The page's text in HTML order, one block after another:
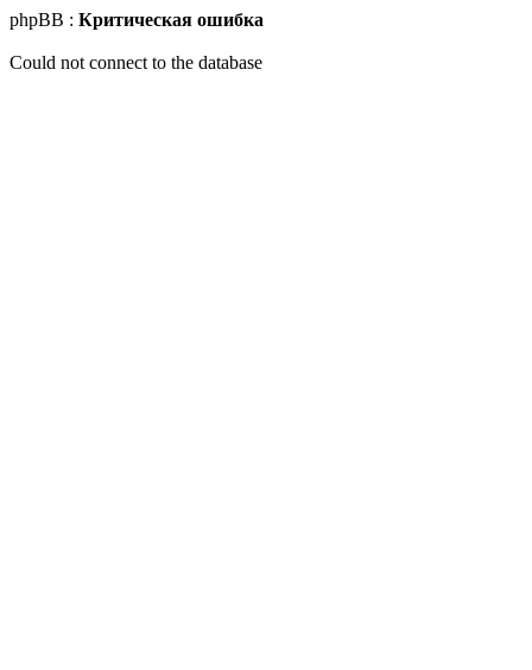
phpBB : Критическая ошибка
Could not connect to the database